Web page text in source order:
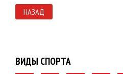
НАЗАД
ВИДЫ СПОРТА